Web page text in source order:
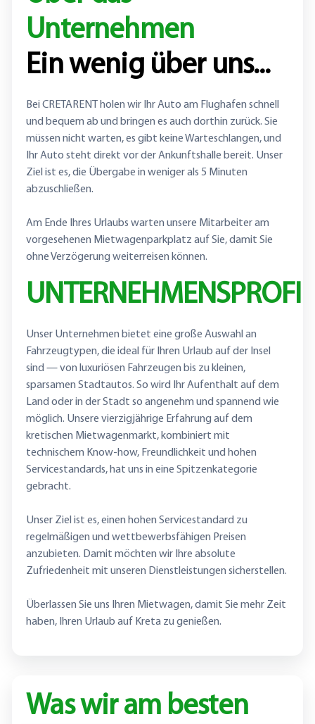
Unternehmen
Ein wenig über uns...
Bei CRETARENT holen wir Ihr Auto am Flughafen schnell
und bequem ab und bringen es auch dorthin zurück. Sie
müssen nicht warten, es gibt keine Warteschlangen, und
Ihr Auto steht direkt vor der Ankunftshalle bereit. Unser
Ziel ist es, die Übergabe in weniger als 5 Minuten
abzuschließen.
Am Ende Ihres Urlaubs warten unsere Mitarbeiter am
vorgesehenen Mietwagenparkplatz auf Sie, damit Sie
ohne Verzögerung weiterreisen können.
UNTERNEHMENSPROFIL
Unser Unternehmen bietet eine große Auswahl an
Fahrzeugtypen, die ideal für Ihren Urlaub auf der Insel
sind — von luxuriösen Fahrzeugen bis zu kleinen,
sparsamen Stadtautos. So wird Ihr Aufenthalt auf dem
Land oder in der Stadt so angenehm und spannend wie
möglich. Unsere vierzigjährige Erfahrung auf dem
kretischen Mietwagenmarkt, kombiniert mit
technischem Know-how, Freundlichkeit und hohen
Servicestandards, hat uns in eine Spitzenkategorie
gebracht.
Unser Ziel ist es, einen hohen Servicestandard zu
regelmäßigen und wettbewerbsfähigen Preisen
anzubieten. Damit möchten wir Ihre absolute
Zufriedenheit mit unseren Dienstleistungen sicherstellen.
Überlassen Sie uns Ihren Mietwagen, damit Sie mehr Zeit
haben, Ihren Urlaub auf Kreta zu genießen.
Was wir am besten